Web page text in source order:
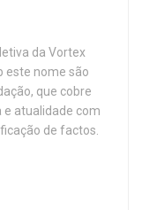
da Vortex
este nome são
que cobre
e atualidade com
de factos.